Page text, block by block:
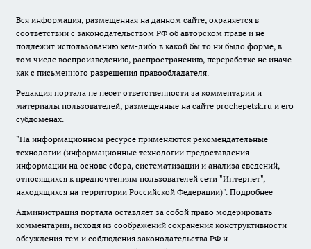
Вся информация, размещенная на данном сайте, охраняется в
соответствии с законодательством РФ об авторском праве и не
подлежит использованию кем-либо в какой бы то ни было форме, в
том числе воспроизведению, распространению, переработке не иначе
как с письменного разрешения правообладателя.
Редакция портала не несет ответственности за комментарии и
материалы пользователей, размещенные на сайте prochepetsk.ru и его
субдоменах.
"На информационном ресурсе применяются рекомендательные
технологии (информационные технологии предоставления
информации на основе сбора, систематизации и анализа сведений,
относящихся к предпочтениям пользователей сети "Интернет",
находящихся на территории Российской Федерации)". Подробнее
Администрация портала оставляет за собой право модерировать
комментарии, исходя из соображений сохранения конструктивности
обсуждения тем и соблюдения законодательства РФ и